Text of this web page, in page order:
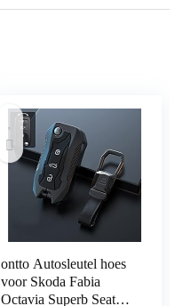
ontto Autosleutel hoes
voor Skoda Fabia
Octavia Superb Seat